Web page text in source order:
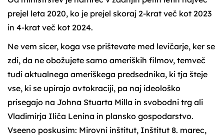
prejel leta 2020, ko je prejel skoraj 2-krat več kot 2023
in 4-krat več kot 2024.
Ne vem sicer, koga vse prištevate med levičarje, ker se
zdi, da ne obožujete samo ameriških filmov, temveč
tudi aktualnega ameriškega predsednika, ki tja šteje
vse, ki se upirajo avtokraciji, pa naj ideološko
prisegajo na Johna Stuarta Milla in svobodni trg ali
Vladimirja Iliča Lenina in plansko gospodarstvo.
Vseeno poskusim: Mirovni inštitut, Inštitut 8. marec,